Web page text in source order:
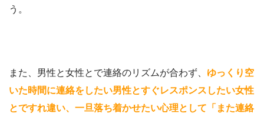
う。
また、男性と女性とで連絡のリズムが合わず、 ゆっくり空
いた時間に連絡をしたい男性とすぐレスポンスしたい女性
とですれ違い、一旦落ち着かせたい心理として「また連絡